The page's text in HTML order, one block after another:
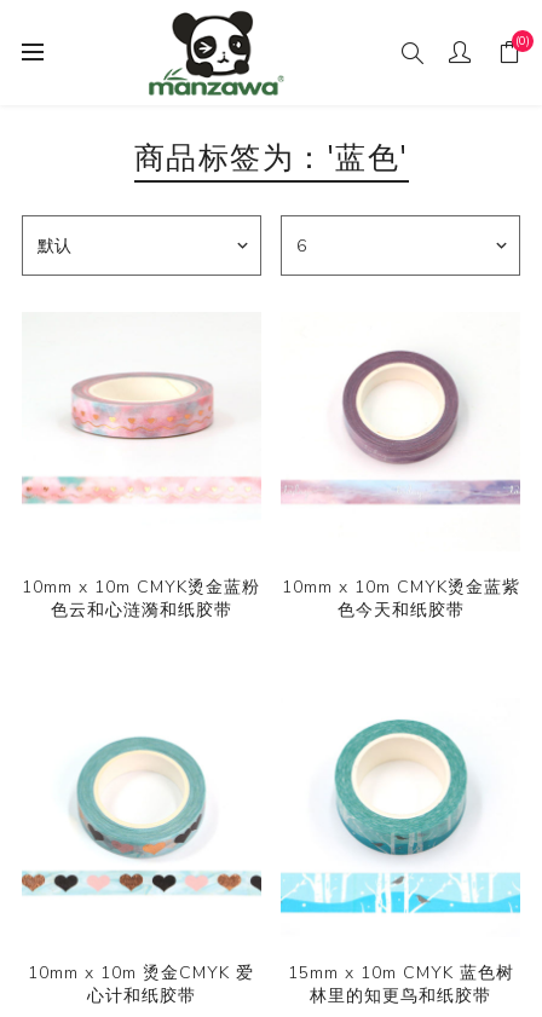
(0)
商品标签为：'蓝色'
10mm x 10m CMYK烫金蓝粉
色云和心涟漪和纸胶带
10mm x 10m CMYK烫金蓝紫
色今天和纸胶带
10mm x 10m 烫金CMYK 爱
心计和纸胶带
15mm x 10m CMYK 蓝色树
林里的知更鸟和纸胶带